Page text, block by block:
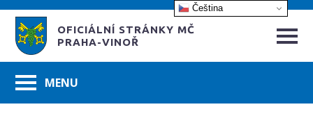
OFICIÁLNÍ STRÁNKY MČ
PRAHA-VINOŘ
Čeština‎